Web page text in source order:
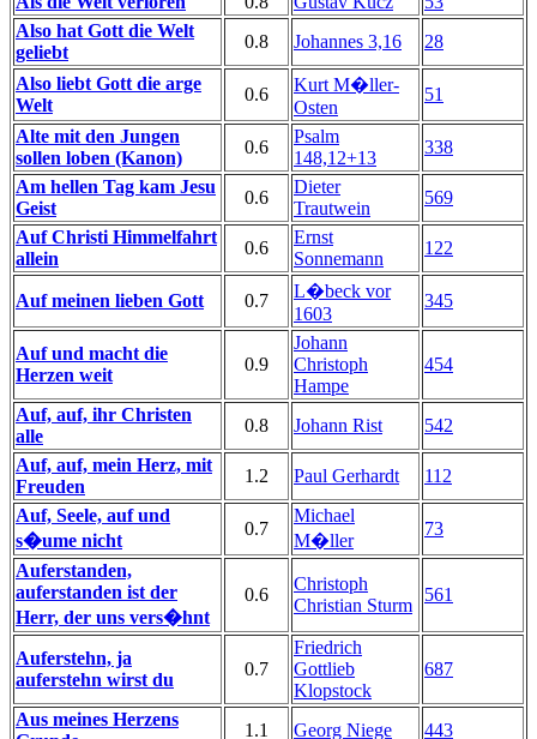
Also hat Gott die Welt
geliebt
0.8 Johannes 3,16 28
Also liebt Gott die arge
Welt
0.6
Kurt M�ller-
Osten
51
Alte mit den Jungen
sollen loben (Kanon)
0.6
Psalm
148,12+13
338
Am hellen Tag kam Jesu
Geist
0.6
Dieter
Trautwein
569
Auf Christi Himmelfahrt
allein
0.6
Ernst
Sonnemann
122
Auf meinen lieben Gott 0.7
L�beck vor
1603
345
Auf und macht die
Herzen weit
0.9
Johann
Christoph
Hampe
454
Auf, auf, ihr Christen
alle
0.8 Johann Rist
542
Auf, auf, mein Herz, mit
Freuden
1.2 Paul Gerhardt
112
Auf, Seele, auf und
s�ume nicht
0.7
Michael
M�ller
73
Auferstanden,
auferstanden ist der
Herr, der uns vers�hnt
0.6
Christoph
Christian Sturm
561
Auferstehn, ja
auferstehn wirst du
0.7
Friedrich
Gottlieb
Klopstock
687
Aus meines Herzens
1.1 Georg Niege
443